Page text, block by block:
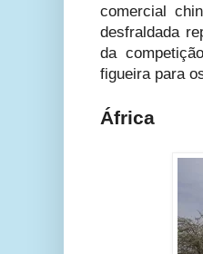
comercial
desfraldada
da
figueira para
África